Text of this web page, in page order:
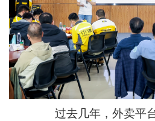
过去几年，外卖平台